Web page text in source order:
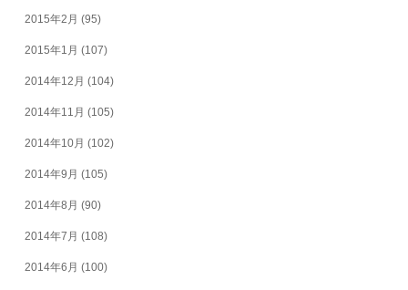
2015年2月 (95)
2015年1月 (107)
2014年12月 (104)
2014年11月 (105)
2014年10月 (102)
2014年9月 (105)
2014年8月 (90)
2014年7月 (108)
2014年6月 (100)